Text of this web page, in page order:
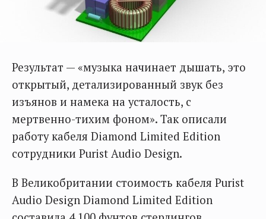
Результат — «музыка начинает дышать, это
открытый, детализированный звук без
изъянов и намека на усталость, с
мертвенно-тихим фоном». Так описали
работу кабеля Diamond Limited Edition
сотрудники Purist Audio Design.
В Великобритании стоимость кабеля Purist
Audio Design Diamond Limited Edition